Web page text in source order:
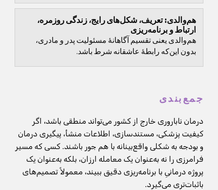
زمان...
هم‌والدی: تعریف، شکل‌های رایج، زندگی روزمره،
ارتباط و برنامه‌ریزی
هم‌والدی یعنی تقسیم آگاهانهٔ مسئولیت پدر و مادری،
بدون این‌که رابطهٔ عاشقانه شرط باشد.
جمع‌بندی
درمان ناباروری خارج از کشور می‌تواند منطقی باشد، اگر
کیفیت پزشکی، مستندسازی، اطلاعات منشأ، پیگیری درمان
و بودجه به شکلی واقع‌بینانه با هم جور باشند. کسی که مسیر
فرامرزی را نه به‌عنوان یک معامله ارزان، بلکه به‌عنوان یک
پروژه درمانیِ با برنامه‌ریزی دقیق ببیند، معمولاً تصمیم‌های
باثبات‌تری می‌گیرد.